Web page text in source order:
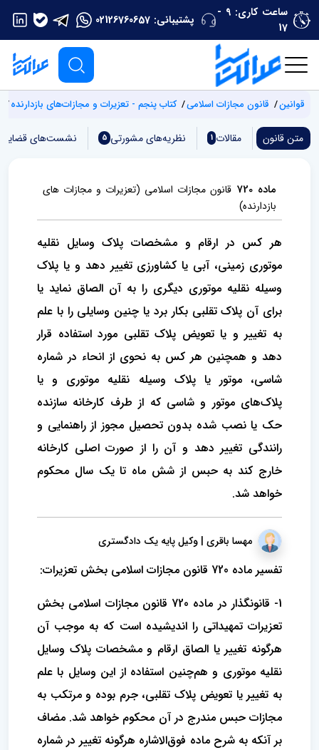
ساعت کاری: 9 -
17
پشتیبانی: 02126760657
قوانین قانون مجازات اسلامی کتاب پنجم - تعزیرات و مجازات‌های بازدارنده
متن قانون مقالات 1 نظریه‌های مشورتی 5 نشست‌های قضایی
ماده 720 قانون مجازات اسلامی (تعزیرات و مجازات‌ های
بازدارنده)
هر کس در ارقام و مشخصات پلاک وسایل نقلیه
موتوری زمینی، آبی یا کشاورزی تغییر دهد و یا پلاک
وسیله نقلیه موتوری دیگری را به آن الصاق نماید یا
برای آن پلاک تقلبی بکار برد یا چنین وسایلی را با علم
به تغییر و یا تعویض پلاک تقلبی مورد استفاده قرار
دهد و همچنین هر کس به نحوی از انحاء در شماره
شاسی، موتور یا پلاک وسیله نقلیه موتوری و یا
پلاک‌های موتور و شاسی که از طرف کارخانه سازنده
حک یا نصب شده بدون تحصیل مجوز از راهنمایی و
رانندگی تغییر دهد و آن را از صورت اصلی کارخانه
خارج کند به حبس از شش ماه تا یک سال محکوم
خواهد شد.
مهسا باقری | وکیل پایه یک دادگستری
تفسیر ماده 720 قانون مجازات اسلامی بخش تعزیرات:
1- قانونگذار در ماده 720 قانون مجازات اسلامی بخش
تعزیرات تمهیداتی را اندیشیده است که به موجب آن
هرگونه تغییر یا الصاق ارقام و مشخصات پلاک وسایل
نقلیه موتوری و هم‌چنین استفاده از این وسایل با علم
به تغییر یا تعویض پلاک تقلبی، جرم بوده و مرتکب به
مجازات حبس مندرج در آن محکوم خواهد شد. مضاف
بر آنکه به شرح ماده فوق‌الاشاره هرگونه تغییر در شماره